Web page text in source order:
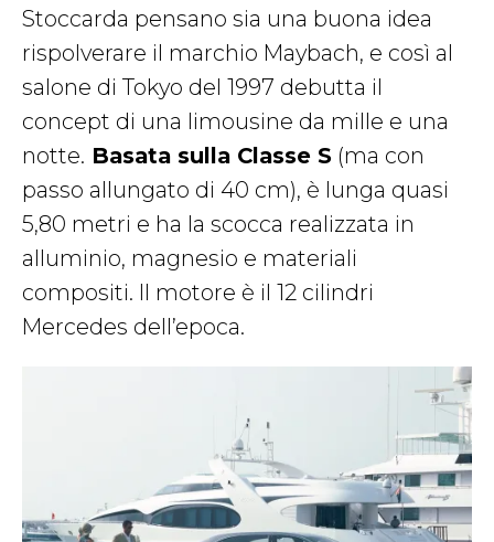
Stoccarda pensano sia una buona idea
rispolverare il marchio Maybach, e così al
salone di Tokyo del 1997 debutta il
concept di una limousine da mille e una
notte. Basata sulla Classe S (ma con
passo allungato di 40 cm), è lunga quasi
5,80 metri e ha la scocca realizzata in
alluminio, magnesio e materiali
compositi. Il motore è il 12 cilindri
Mercedes dell’epoca.